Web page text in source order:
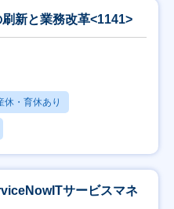
新と業務改革<1141>
休・育休あり
サービスマネ